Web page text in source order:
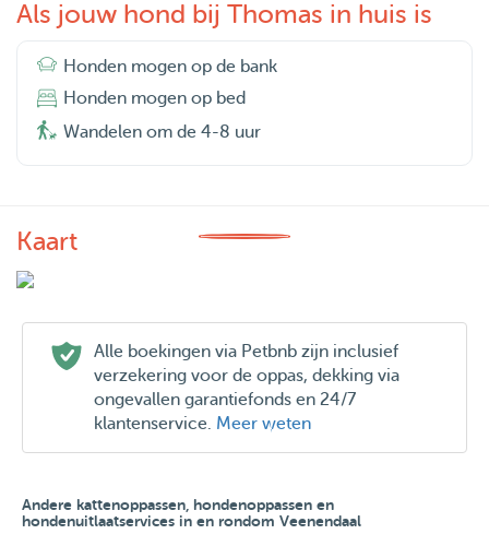
Als jouw hond bij Thomas in huis is
Honden mogen op de bank
Honden mogen op bed
Wandelen om de 4-8 uur
Kaart
Alle boekingen via Petbnb zijn inclusief
verzekering voor de oppas, dekking via
ongevallen garantiefonds en 24/7
klantenservice. Meer weten
Andere kattenoppassen, hondenoppassen en
hondenuitlaatservices in en rondom Veenendaal